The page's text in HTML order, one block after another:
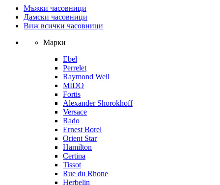
Мъжки часовници
Дамски часовници
Виж всички часовници
Марки
Ebel
Perrelet
Raymond Weil
MIDO
Fortis
Alexander Shorokhoff
Versace
Rado
Ernest Borel
Orient Star
Hamilton
Certina
Tissot
Rue du Rhone
Herbelin